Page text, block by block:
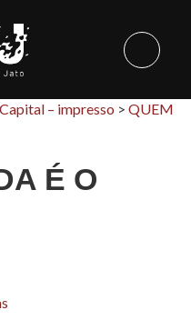
– impresso > QUEM
É O